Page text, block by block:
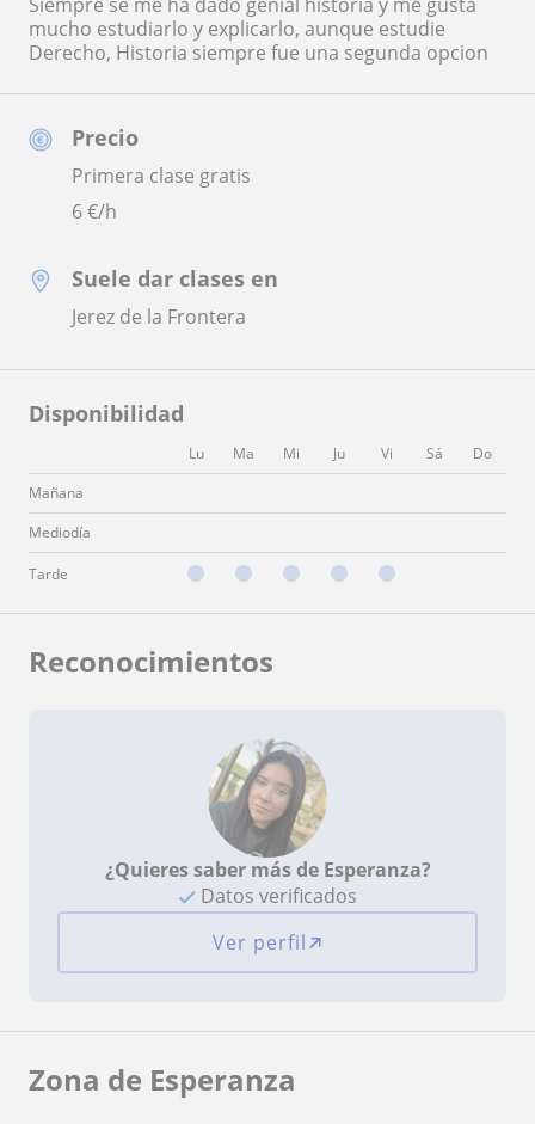
Precio
Primera clase gratis
6€/h
Suele dar clases en
Jerez de la Frontera
Disponibilidad
Lu Ma Mi Ju Vi Sá
Do
Mañana
Mediodía
Tarde
mucho estudiarlo y explicarlo, aunque estudie
Derecho, Historia siempre fue una segunda opcion
Reconocimientos
¿Quieres saber más de Esperanza?
Datos verificados
Ver perfil
Zona de Esperanza